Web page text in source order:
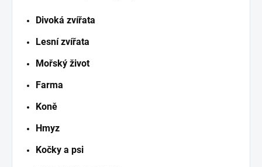
Divoká zvířata
Lesní zvířata
Mořský život
Farma
Koně
Hmyz
Kočky a psi